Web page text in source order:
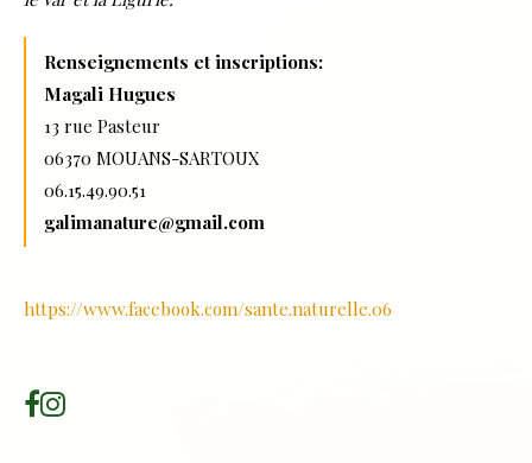
Renseignements et inscriptions:
Magali Hugues
13 rue Pasteur
06370 MOUANS-SARTOUX
06.15.49.90.51
galimanature@gmail.com
https://www.facebook.com/sante.naturelle.06